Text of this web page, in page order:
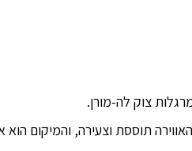
תוססת וצעירה, והמיקום הוא